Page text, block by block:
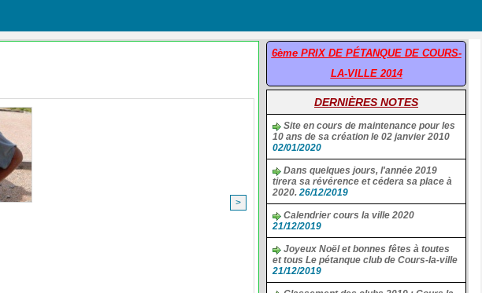
>
6ème PRIX DE PÉTANQUE DE COURS-
LA-VILLE 2014
DERNIÈRES NOTES
Site en cours de maintenance pour les
10 ans de sa création le 02 janvier 2010
02/01/2020
Dans quelques jours, l'année 2019
tirera sa révérence et cédera sa place à
2020. 26/12/2019
Calendrier cours la ville 2020
21/12/2019
Joyeux Noël et bonnes fêtes à toutes
et tous Le pétanque club de Cours-la-ville
21/12/2019